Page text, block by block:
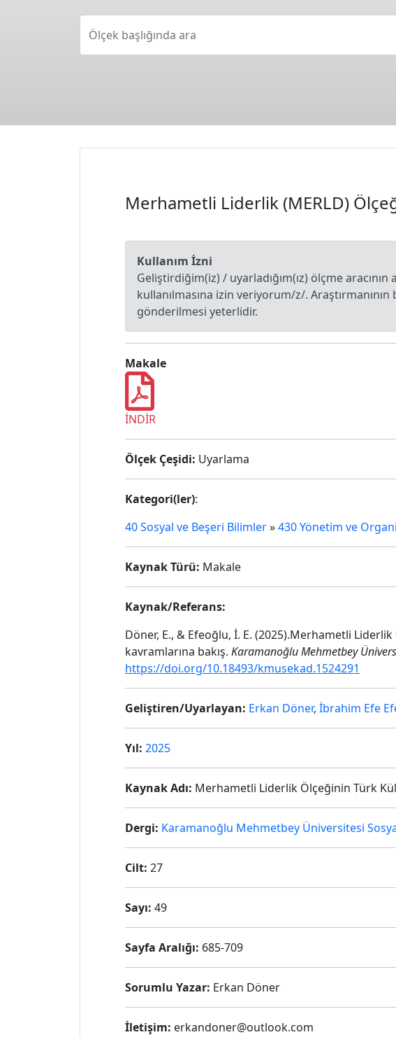
Ölçek başlığında ara
Merhametli Liderlik (MERLD)
Kullanım İzni
Geliştirdiğim(iz) / uyarladığım(ız) ölçme
kullanılmasına izin veriyorum/z/.
gönderilmesi yeterlidir.
Makale
İNDİR
Ölçek Çeşidi: Uyarlama
Kategori(ler):
40 Sosyal ve Beşeri Bilimler»430 Yönetim ve
Kaynak Türü: Makale
Kaynak/Referans:
Döner, E., & Efeoğlu, İ. E. (2025).Merhametli
kavramlarına bakış. Karamanoğlu Mehmetbey
https://doi.org/10.18493/kmusekad.1524291
Geliştiren/Uyarlayan: Erkan Döner, İbrahim Efe
Yıl: 2025
Kaynak Adı: Merhametli Liderlik Ölçeğinin Türk
Dergi: Karamanoğlu Mehmetbey Üniversitesi
Cilt: 27
Sayı: 49
Sayfa Aralığı: 685-709
Sorumlu Yazar: Erkan Döner
İletişim: erkandoner@outlook.com